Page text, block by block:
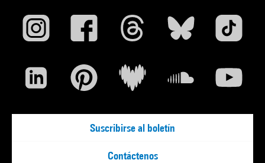
Suscribirse al boletín
Contáctenos